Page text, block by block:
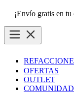
¡Envío gratis en tu
OFERTAS
OUTLET
COMUNIDAD